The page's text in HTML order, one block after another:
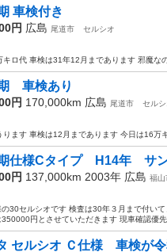
車検付き
円 広島 尾道市
セルシオ
キロ代 車検は31年12月まであります 邪魔な
車検あり
円 170,000km 広島 尾道市
セルシ
ります 車検は12月まであります 今日は16万
仕様Cタイプ H14年 サン
円 137,000km 2003年 広島 福山
30セルシオです 検査は30年３月まで付い
円とさせていただきます 現車確認優
セルシオ Ｃ仕様 車検が